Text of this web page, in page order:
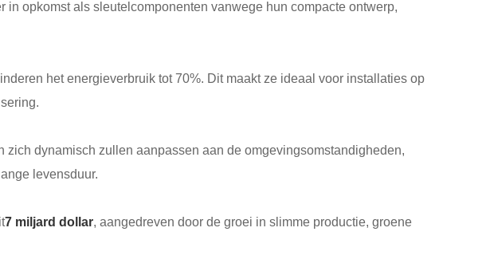
opkomst als sleutelcomponenten vanwege hun compacte ontwerp,
het energieverbruik tot 70%. Dit maakt ze ideaal voor installaties op
dynamisch zullen aanpassen aan de omgevingsomstandigheden,
levensduur.
7 miljard dollar, aangedreven door de groei in slimme productie, groene